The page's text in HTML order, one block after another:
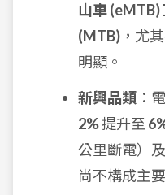
山車 (eMTB)
(MTB) ，尤
明顯。
新興品類 ：
2%提升至
公里斷電）
尚不構成主